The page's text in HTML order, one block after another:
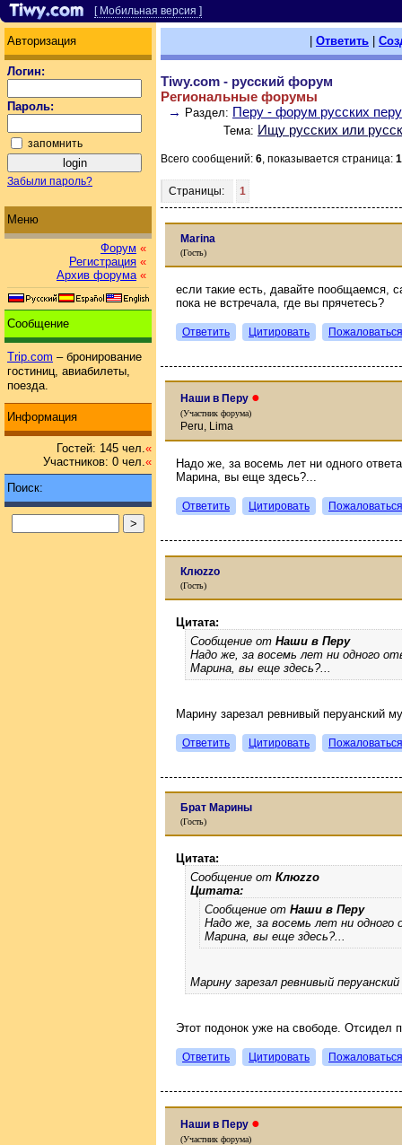
[ Мобильная версия ]
Авторизация
Логин:
Пароль:
запомнить
Забыли пароль?
Меню
Форум «
Регистрация «
Архив форума «
Сообщение
Trip.com – бронирование
гостиниц, авиабилеты,
поезда.
Информация
Гостей: 145 чел.«
Участников: 0 чел.«
Поиск:
Ответить
Tiwy.com - русский форум
Региональные форумы
→ Раздел: Перу - форум русских
Тема: Ищу русских или
Всего сообщений: 6, показывается страница: 1
Страницы: 1
Marina
(Гость)
если такие есть, давайте пообщаемся,
пока не встречала, где вы прячетесь?
Ответить Цитировать Пожаловаться
Наши в Перу ●
(Участник форума)
Peru, Lima
Надо же, за восемь лет ни одного
Марина, вы еще здесь?...
Ответить Цитировать Пожаловаться
Клюzzо
(Гость)
Цитата:
Сообщение от Наши в Перу
Надо же, за восемь лет ни одного
Марина, вы еще здесь?...
Марину зарезал ревнивый перуанский
Ответить Цитировать Пожаловаться
Брат Марины
(Гость)
Цитата:
Сообщение от Клюzzо
Цитата:
Сообщение от Наши в Перу
Надо же, за восемь лет ни
Марина, вы еще здесь?...
Марину зарезал ревнивый
Этот подонок уже на свободе. Отсидел
Ответить Цитировать Пожаловаться
Наши в Перу ●
(Участник форума)